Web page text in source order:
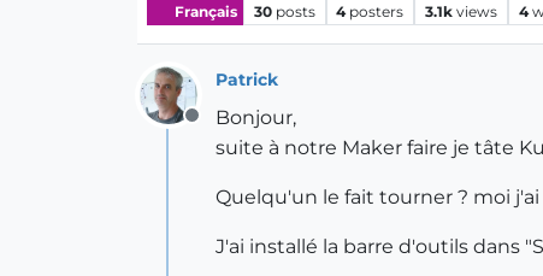
Français 30 posts 4 posters 3.1k views 4
Offline
Patrick
Bonjour,
suite à notre Maker faire je tâte
Quelqu'un le fait tourner ? moi
J'ai installé la barre d'outils dans